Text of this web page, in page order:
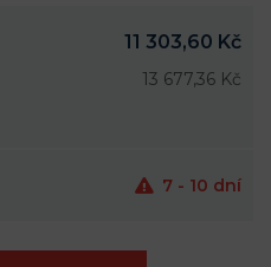
11 303,60 Kč
13 677,36 Kč
7 - 10 dní